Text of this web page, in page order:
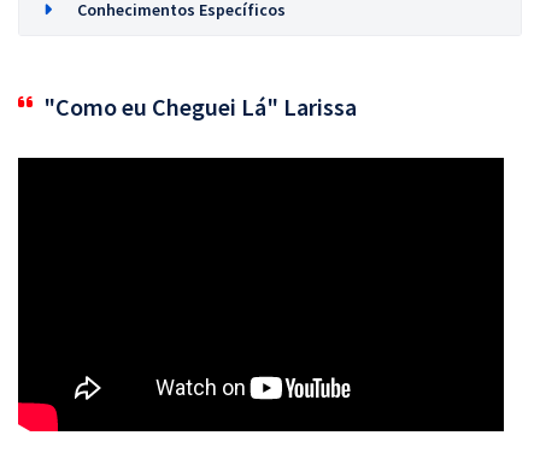
Conhecimentos Específicos
"Como eu Cheguei Lá" Larissa